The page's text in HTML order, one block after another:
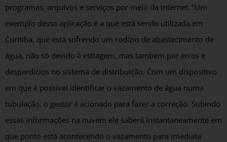
programas, arquivos e serviços por meio da internet. “Um
exemplo dessa aplicação é a que está sendo utilizada em
Curitiba, que está sofrendo um rodízio de abastecimento de
água, não só devido à estiagem, mas também por erros e
desperdícios no sistema de distribuição. Com um dispositivo
em que é possível identificar o vazamento de água numa
tubulação, o gestor é acionado para fazer a correção. Subindo
essas informações na nuvem ele saberá instantaneamente em
que ponto está acontecendo o vazamento para imediata